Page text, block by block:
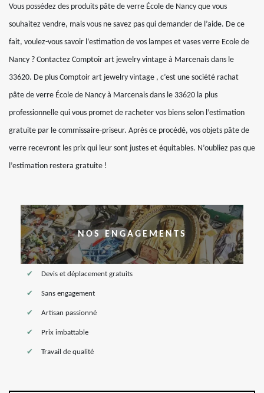
Vous possédez des produits pâte de verre École de Nancy que vous
souhaitez vendre, mais vous ne savez pas qui demander de l’aide. De ce
fait, voulez-vous savoir l’estimation de vos lampes et vases verre Ecole de
Nancy ? Contactez Comptoir art jewelry vintage à Marcenais dans le
33620. De plus Comptoir art jewelry vintage , c’est une société rachat
pâte de verre École de Nancy à Marcenais dans le 33620 la plus
professionnelle qui vous promet de racheter vos biens selon l’estimation
gratuite par le commissaire-priseur. Après ce procédé, vos objets pâte de
verre recevront les prix qui leur sont justes et équitables. N’oubliez pas que
l’estimation restera gratuite !
NOS ENGAGEMENTS
Devis et déplacement gratuits
Sans engagement
Artisan passionné
Prix imbattable
Travail de qualité